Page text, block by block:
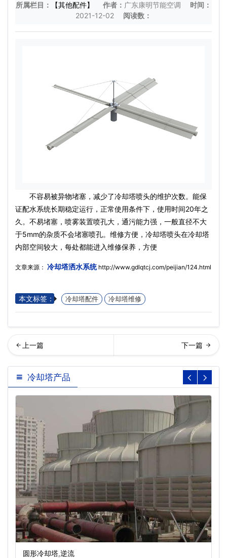
所属栏目： 【其他配件】 作者： 广东康明节能空调
时间：
2021-12-02
阅读数：
不容易被异物堵塞，减少了冷却塔喷头的维护次数。能保
证配水系统长期稳定运行，正常使用条件下，使用时间20年之
久。不易堵塞，喷雾装置喷孔大，通污能力强，一般直径不大
于5mm的杂质不会堵塞喷孔。维修方便，冷却塔喷头在冷却塔
内部空间较大，每处都能进入维修保养，方便
文章来源： 冷却塔洒水系统 http://www.gdlqtcj.com/peijian/124.html
本文标签： 冷却塔配件 冷却塔维修
却塔水泵… 却塔表面冷却器
冷却塔产品
圆形冷却塔,逆流